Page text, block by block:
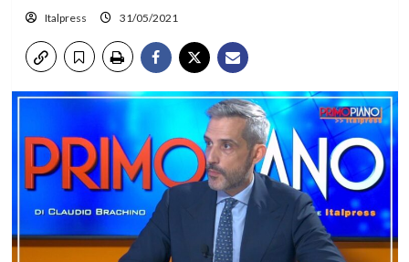
Italpress 31/05/2021